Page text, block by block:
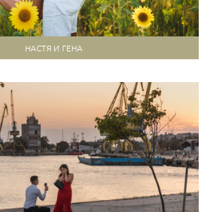
НАСТЯ И ГЕНА